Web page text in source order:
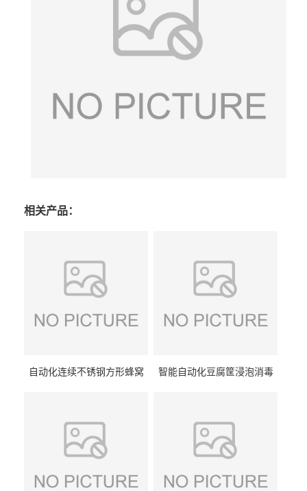
相关产品：
自动化连续不锈钢方形蜂窝
智能自动化豆腐筐浸泡消毒